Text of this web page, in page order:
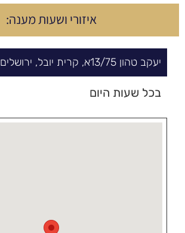
איזורי ושעות מענה:
יעקב טהון 75/ 13א, קרית יובל, ירושלים
בכל שעות היום